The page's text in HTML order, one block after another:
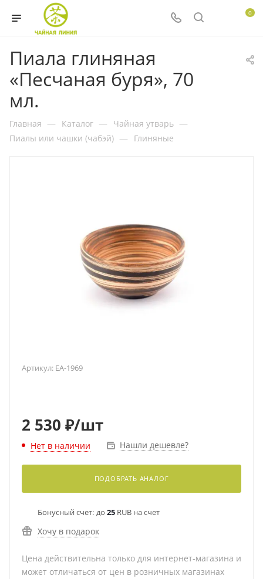
0
Пиала глиняная
«Песчаная буря», 70
мл.
Главная — Каталог — Чайная утварь —
Пиалы или чашки (чабэй) — Глиняные
Артикул: EA-1969
2 530 ₽/шт
Нет в наличии Нашли дешевле?
ПОДОБРАТЬ АНАЛОГ
Бонусный счет: до 25 RUB на счет
Хочу в подарок
Цена действительна только для интернет-магазина и
может отличаться от цен в розничных магазинах